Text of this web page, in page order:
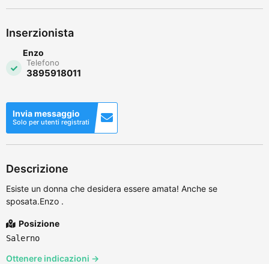
Inserzionista
Enzo
Telefono
3895918011
Invia messaggio
Solo per utenti registrati
Descrizione
Esiste un donna che desidera essere amata! Anche se
sposata.Enzo .
Posizione
Salerno
Ottenere indicazioni →